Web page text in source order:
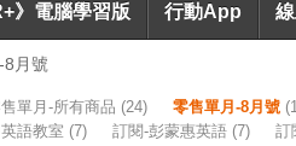
》電腦學習版 行動App
8月號
單月-所有商品 (24) 零售單月-8月號
語教室 (7) 訂閱-彭蒙惠英語 (7) 訂